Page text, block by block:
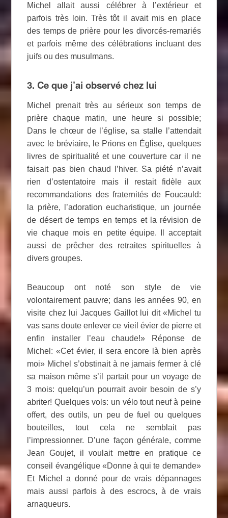
Michel allait aussi célébrer à l’extérieur et
parfois très loin. Très tôt il avait mis en place
des temps de prière pour les divorcés-remariés
et parfois même des célébrations incluant des
juifs ou des musulmans.
3. Ce que j’ai observé chez lui
Michel prenait très au sérieux son temps de
prière chaque matin, une heure si possible;
Dans le chœur de l’église, sa stalle l’attendait
avec le bréviaire, le Prions en Église, quelques
livres de spiritualité et une couverture car il ne
faisait pas bien chaud l’hiver. Sa piété n’avait
rien d’ostentatoire mais il restait fidèle aux
recommandations des fraternités de Foucauld:
la prière, l’adoration eucharistique, un journée
de désert de temps en temps et la révision de
vie chaque mois en petite équipe. Il acceptait
aussi de prêcher des retraites spirituelles à
divers groupes.
Beaucoup ont noté son style de vie
volontairement pauvre; dans les années 90, en
visite chez lui Jacques Gaillot lui dit «Michel tu
vas sans doute enlever ce vieil évier de pierre et
enfin installer l’eau chaude!» Réponse de
Michel: «Cet évier, il sera encore là bien après
moi» Michel s’obstinait à ne jamais fermer à clé
sa maison même s’il partait pour un voyage de
3 mois: quelqu’un pourrait avoir besoin de s’y
abriter! Quelques vols: un vélo tout neuf à peine
offert, des outils, un peu de fuel ou quelques
bouteilles, tout cela ne semblait pas
l’impressionner. D’une façon générale, comme
Jean Goujet, il voulait mettre en pratique ce
conseil évangélique «Donne à qui te demande»
Et Michel a donné pour de vrais dépannages
mais aussi parfois à des escrocs, à de vrais
arnaqueurs.